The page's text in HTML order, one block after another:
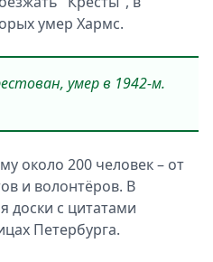
умер Хармс.
умер в 1942-м.
около 200 человек – от
и волонтёров. В
доски с цитатами
Петербурга.